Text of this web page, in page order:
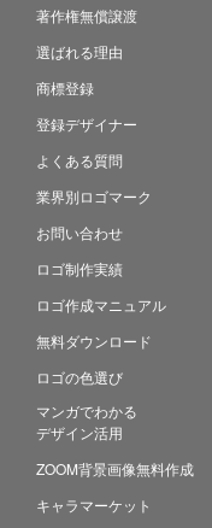
著作権無償譲渡
選ばれる理由
商標登録
登録デザイナー
よくある質問
業界別ロゴマーク
お問い合わせ
ロゴ制作実績
ロゴ作成マニュアル
無料ダウンロード
ロゴの色選び
マンガでわかる
デザイン活用
ZOOM背景画像無料作成
キャラマーケット